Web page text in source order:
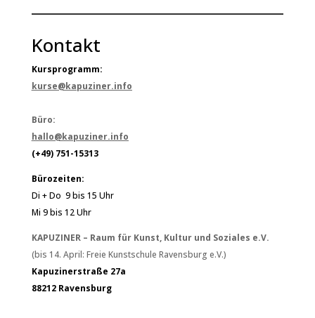
Kontakt
Kursprogramm:
kurse@kapuziner.info
Büro:
hallo@kapuziner.info
(+49) 751-15313
Bürozeiten:
Di + Do 9 bis 15 Uhr
Mi 9 bis 12 Uhr
KAPUZINER – Raum für Kunst, Kultur und Soziales e.V.
(bis 14. April: Freie Kunstschule Ravensburg e.V.)
Kapuzinerstraße 27a
88212 Ravensburg